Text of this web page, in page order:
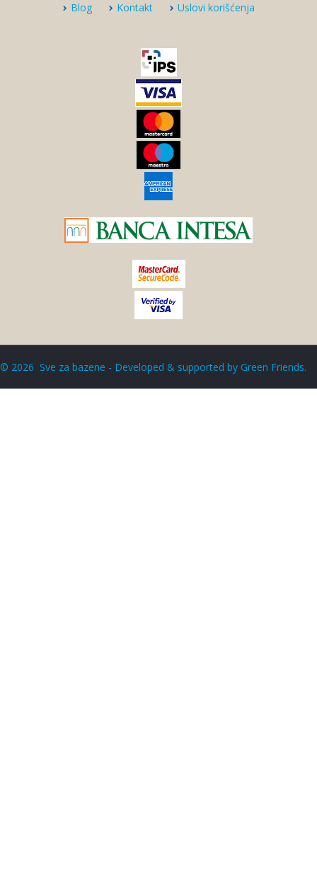
Blog Kontakt Uslovi korišćenja
© 2026 Sve za bazene - Developed & supported by Green Friends.